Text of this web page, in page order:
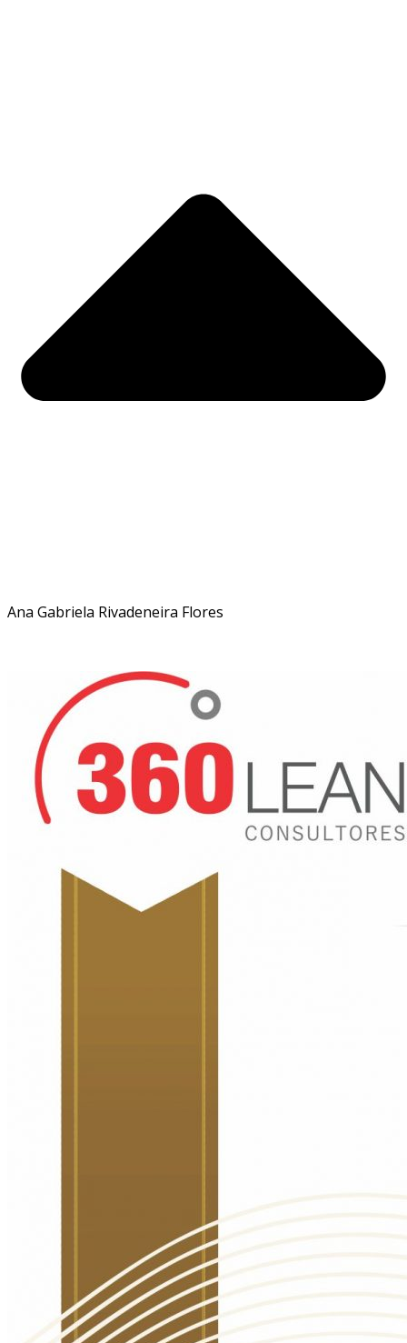
Ana Gabriela Rivadeneira Flores